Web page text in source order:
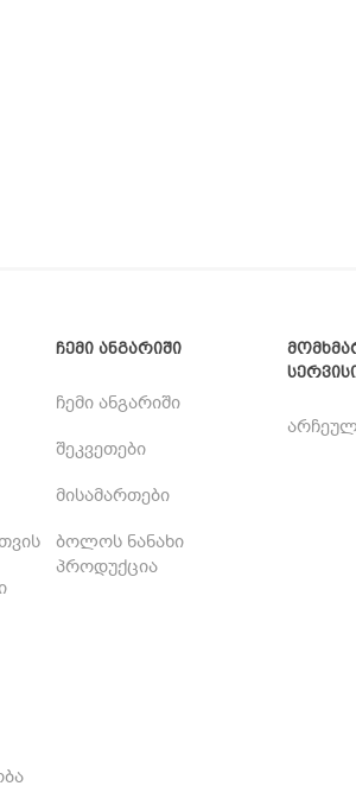
ჩემი ანგარიში
ჩემი ანგარიში
შეკვეთები
მისამართები
ბოლოს ნანახი
პროდუქცია